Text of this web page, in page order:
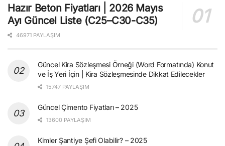
Hazır Beton Fiyatları | 2026 Mayıs
Ayı Güncel Liste (C25–C30-C35)
46971 PAYLAŞIM
Güncel Kira Sözleşmesi Örneği (Word Formatında) Konut
ve İş Yeri İçin | Kira Sözleşmesinde Dikkat Edilecekler
15747 PAYLAŞIM
Güncel Çimento Fiyatları – 2025
13600 PAYLAŞIM
Kimler Şantiye Şefi Olabilir? – 2025